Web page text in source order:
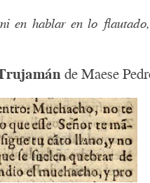
en hablar en lo
de Maese